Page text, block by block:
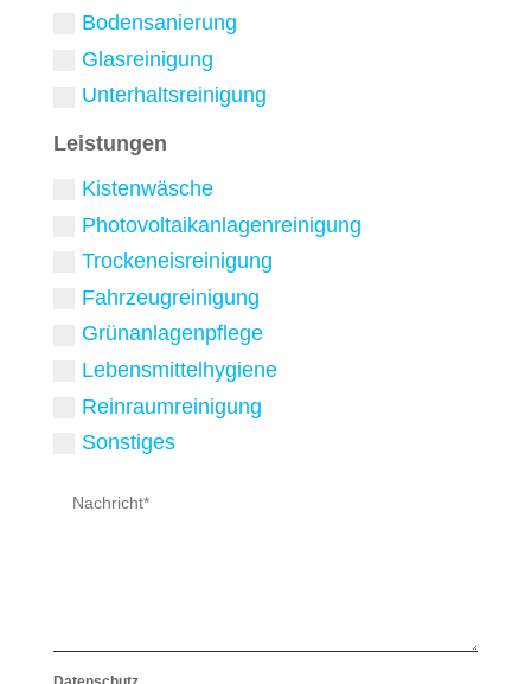
Bodensanierung
Glasreinigung
Unterhaltsreinigung
Leistungen
Kistenwäsche
Photovoltaikanlagenreinigung
Trockeneisreinigung
Fahrzeugreinigung
Grünanlagenpflege
Lebensmittelhygiene
Reinraumreinigung
Sonstiges